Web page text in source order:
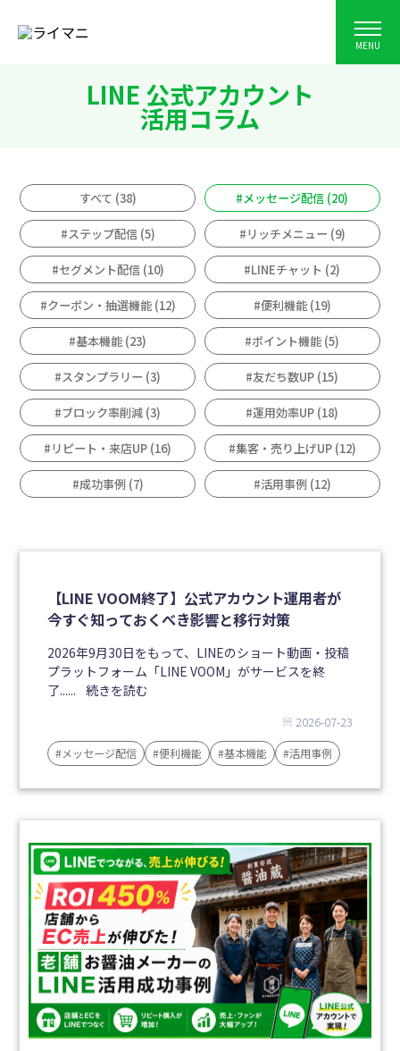
MENU
LINE 公式アカウント
活用コラム
すべて (38) #メッセージ配信 (20)
#ステップ配信 (5) #リッチメニュー (9)
#セグメント配信 (10) #LINEチャット (2)
#クーポン・抽選機能 (12) #便利機能 (19)
#基本機能 (23) #ポイント機能 (5)
#スタンプラリー (3) #友だち数UP (15)
#ブロック率削減 (3) #運用効率UP (18)
#リピート・来店UP (16) #集客・売り上げUP (12)
#成功事例 (7) #活用事例 (12)
【LINE VOOM終了】公式アカウント運用者が
今すぐ知っておくべき影響と移行対策
2026年9月30日をもって、LINEのショート動画・投稿
プラットフォーム「LINE VOOM」がサービスを終
了...... 続きを読む
2026-07-23
#メッセージ配信 #便利機能 #基本機能 #活用事例